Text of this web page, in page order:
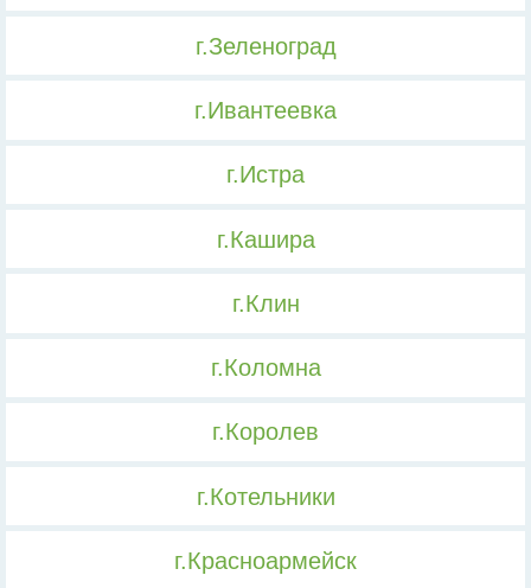
г.Зеленоград
г.Ивантеевка
г.Истра
г.Кашира
г.Клин
г.Коломна
г.Королев
г.Котельники
г.Красноармейск